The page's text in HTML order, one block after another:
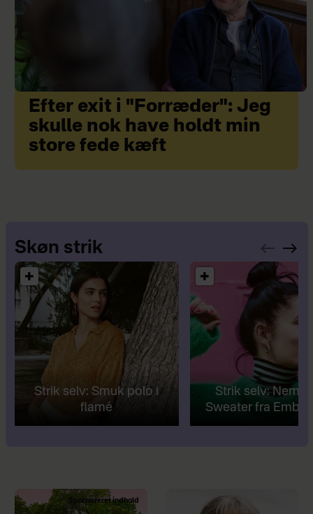
Efter exit i "Forræder": Jeg
skulle nok have holdt min
store fede kæft
Skøn strik
Strik selv: Smuk polo i
flamé
Strik selv: Nem
Sweater fra
Sponsoreret indhold